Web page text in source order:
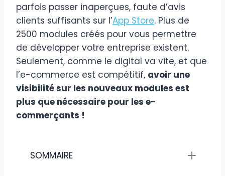
parfois passer inaperçues, faute d’avis
clients suffisants sur l’App Store. Plus de
2500 modules créés pour vous permettre
de développer votre entreprise existent.
Seulement, comme le digital va vite, et que
l’e-commerce est compétitif, avoir une
visibilité sur les nouveaux modules est
plus que nécessaire pour les e-
commerçants !
SOMMAIRE